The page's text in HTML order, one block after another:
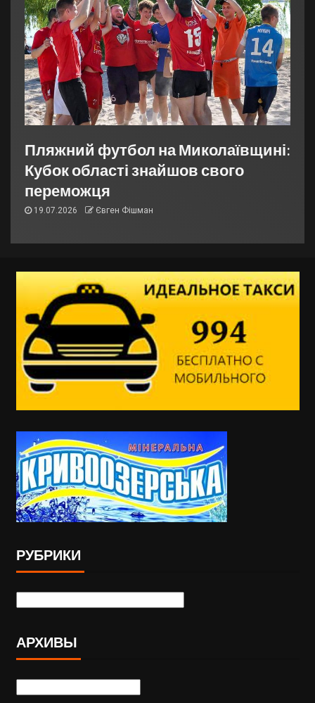
Пляжний футбол на Миколаївщині:
Кубок області знайшов свого
переможця
19.07.2026 Євген Фішман
РУБРИКИ
АРХИВЫ